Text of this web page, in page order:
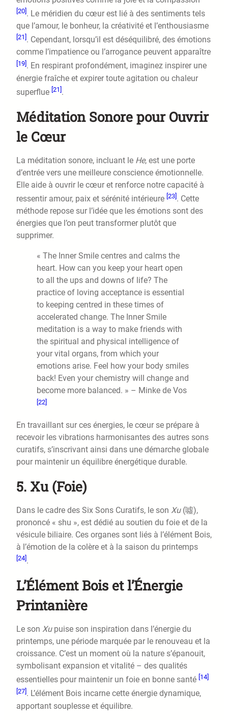
[20]. Le méridien du cœur est lié à des sentiments tels
que l’amour, le bonheur, la créativité et l’enthousiasme
[21] . Cependant, lorsqu’il est déséquilibré, des émotions
comme l’impatience ou l’arrogance peuvent apparaître
[19]. En respirant profondément, imaginez inspirer une
énergie fraîche et expirer toute agitation ou chaleur
superflue [21].
Méditation Sonore pour Ouvrir
le Cœur
La méditation sonore, incluant le He, est une porte
d’entrée vers une meilleure conscience émotionnelle.
Elle aide à ouvrir le cœur et renforce notre capacité à
ressentir amour, paix et sérénité intérieure [23] . Cette
méthode repose sur l’idée que les émotions sont des
énergies que l’on peut transformer plutôt que
supprimer.
« The Inner Smile centres and calms the
heart. How can you keep your heart open
to all the ups and downs of life? The
practice of loving acceptance is essential
to keeping centred in these times of
accelerated change. The Inner Smile
meditation is a way to make friends with
the spiritual and physical intelligence of
your vital organs, from which your
emotions arise. Feel how your body smiles
back! Even your chemistry will change and
become more balanced. » – Minke de Vos
[22]
En travaillant sur ces énergies, le cœur se prépare à
recevoir les vibrations harmonisantes des autres sons
curatifs, s’inscrivant ainsi dans une démarche globale
pour maintenir un équilibre énergétique durable.
5. Xu (Foie)
Dans le cadre des Six Sons Curatifs, le son Xu(噓),
prononcé « shu », est dédié au soutien du foie et de la
vésicule biliaire. Ces organes sont liés à l’élément Bois,
à l’émotion de la colère et à la saison du printemps
[24].
L’Élément Bois et l’Énergie
Printanière
Le son Xupuise son inspiration dans l’énergie du
printemps, une période marquée par le renouveau et la
croissance. C’est un moment où la nature s’épanouit,
symbolisant expansion et vitalité – des qualités
essentielles pour maintenir un foie en bonne santé [14]
[27]. L’élément Bois incarne cette énergie dynamique,
apportant souplesse et équilibre.